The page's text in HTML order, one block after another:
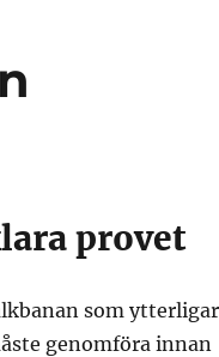
provet
som
genomföra innan